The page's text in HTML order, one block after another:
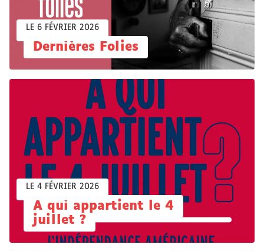
LE 6 FÉVRIER 2026
Dernières Folies
LE 4 FÉVRIER 2026
À qui appartient le 4
juillet ?